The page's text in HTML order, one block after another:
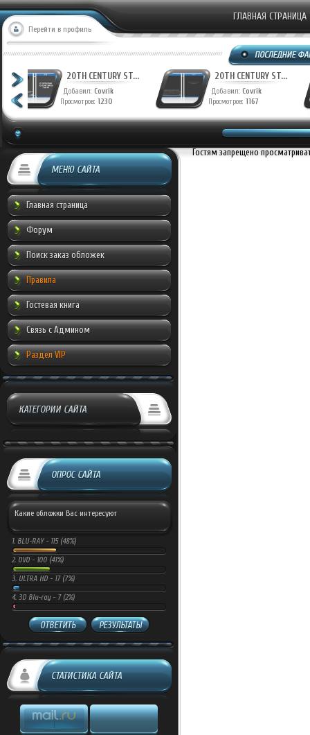
Перейти в профиль
ГЛАВНАЯ СТРАНИЦА
20TH CENTURY ST...
Добавил:
Просмотров:
MILL CREEK ENTE...
Добавил:
Просмотров:
МЕНЮ САЙТА
Главная страница
Форум
Поиск заказ обложек
Правила
Гостевая книга
Связь с Админом
Раздел VIP
КАТЕГОРИИ САЙТА
ОПРОС САЙТА
Какие обложки Вас интересуют
1. BLU-RAY - 115 (48%)
2. DVD - 100 (41%)
3. ULTRA HD - 17 (7%)
4. 3D Blu-ray - 7 (2%)
ОТВЕТИТЬ РЕЗУЛЬТАТЫ
СТАТИСТИКА САЙТА
Гостям запрещено